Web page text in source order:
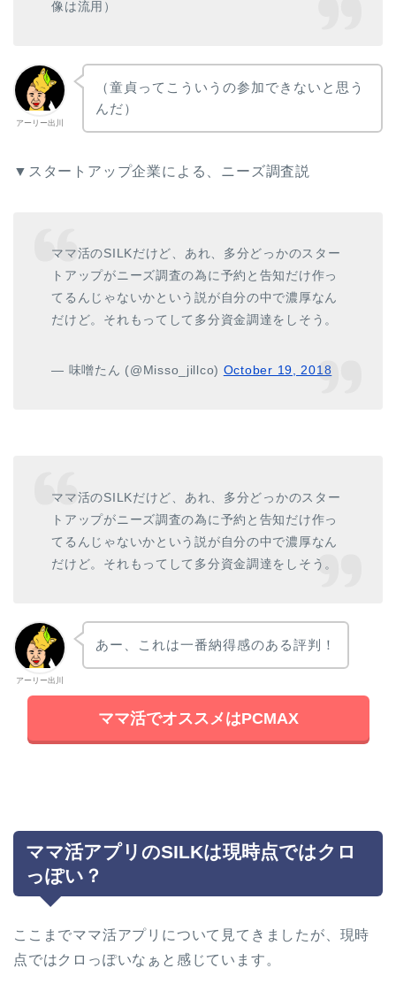
像は流用）
アーリー出川
（童貞ってこういうの参加できないと思う
んだ）
▼スタートアップ企業による、ニーズ調査説
ママ活のSILKだけど、あれ、多分どっかのスター
トアップがニーズ調査の為に予約と告知だけ作っ
てるんじゃないかという説が自分の中で濃厚なん
だけど。それもってして多分資金調達をしそう。
— 味噌たん (@Misso_jillco) October 19, 2018
ママ活のSILKだけど、あれ、多分どっかのスター
トアップがニーズ調査の為に予約と告知だけ作っ
てるんじゃないかという説が自分の中で濃厚なん
だけど。それもってして多分資金調達をしそう。
アーリー出川
あー、これは一番納得感のある評判！
ママ活でオススメはPCMAX
ママ活アプリのSILKは現時点ではクロ
っぽい？
ここまでママ活アプリについて見てきましたが、現時
点ではクロっぽいなぁと感じています。